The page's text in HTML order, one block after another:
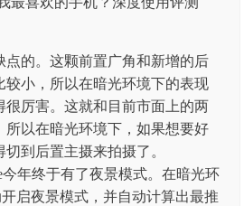
点的。这颗前置广角和新增的后
较小，所以在暗光环境下的表现
很厉害。这就和目前市面上的两
所以在暗光环境下，如果想要好
到后置主摄来拍摄了。
今年终于有了夜景模式。在暗光环
开启夜景模式，并自动计算出最推